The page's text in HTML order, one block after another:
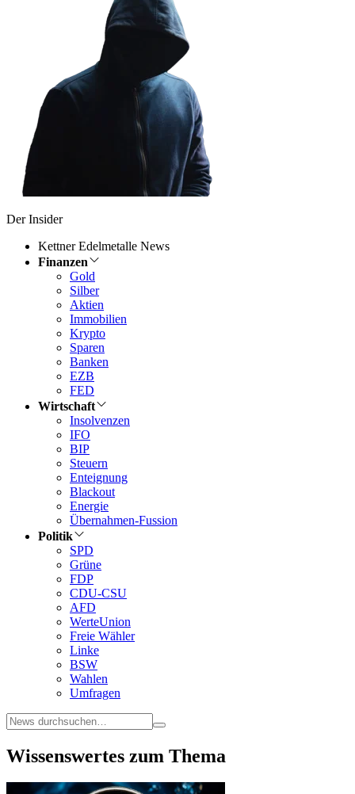
Der Insider
Kettner Edelmetalle News
Finanzen
Gold
Silber
Aktien
Immobilien
Krypto
Sparen
Banken
EZB
FED
Wirtschaft
Insolvenzen
IFO
BIP
Steuern
Enteignung
Blackout
Energie
Übernahmen-Fussion
Politik
SPD
Grüne
FDP
CDU-CSU
AFD
WerteUnion
Freie Wähler
Linke
BSW
Wahlen
Umfragen
Wissenswertes zum Thema